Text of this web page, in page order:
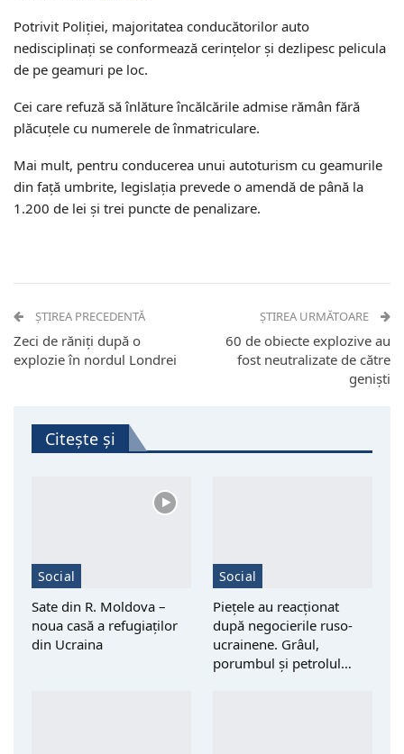
Potrivit Poliţiei, majoritatea conducătorilor auto
nedisciplinaţi se conformează cerinţelor şi dezlipesc pelicula
de pe geamuri pe loc.
Cei care refuză să înlăture încălcările admise rămân fără
plăcuţele cu numerele de înmatriculare.
Mai mult, pentru conducerea unui autoturism cu geamurile
din faţă umbrite, legislația prevede o amendă de până la
1.200 de lei şi trei puncte de penalizare.
ȘTIREA PRECEDENTĂ
Zeci de răniți după o
explozie în nordul Londrei
ȘTIREA URMĂTOARE
60 de obiecte explozive au
fost neutralizate de către
geniști
Citește și
Social
Sate din R. Moldova –
noua casă a refugiaților
din Ucraina
Social
Piețele au reacționat
după negocierile ruso-
ucrainene. Grâul,
porumbul și petrolul…